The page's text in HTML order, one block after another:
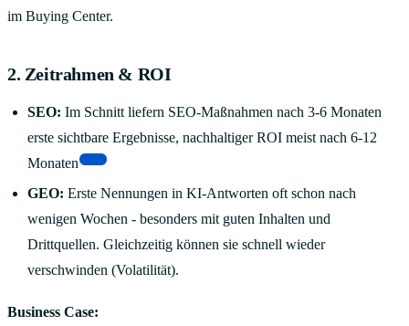
im Buying Center.
2. Zeitrahmen & ROI
SEO: Im Schnitt liefern SEO-Maßnahmen nach 3-6 Monaten
erste sichtbare Ergebnisse, nachhaltiger ROI meist nach 6-12
Monaten
GEO: Erste Nennungen in KI-Antworten oft schon nach
wenigen Wochen - besonders mit guten Inhalten und
Drittquellen. Gleichzeitig können sie schnell wieder
verschwinden (Volatilität).
Business Case: